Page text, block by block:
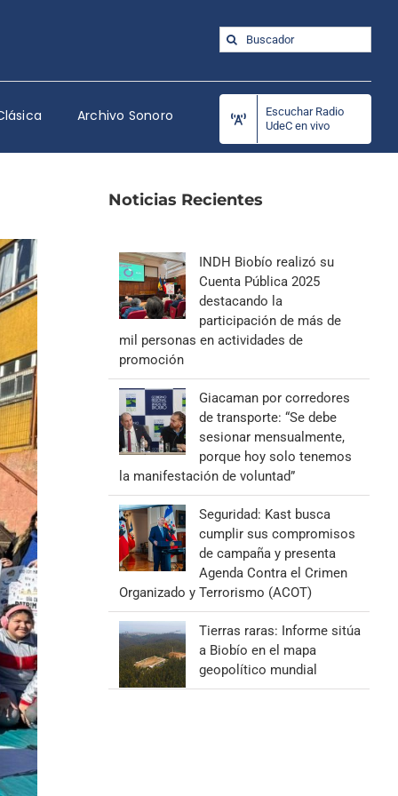
Buscar:
Archivo Sonoro
Escuchar Radio
UdeC en vivo
Noticias Recientes
INDH Biobío realizó su
Cuenta Pública 2025
destacando la
participación de más de
mil personas en actividades de
promoción
Giacaman por corredores
de transporte: “Se debe
sesionar mensualmente,
porque hoy solo tenemos
la manifestación de voluntad”
Seguridad: Kast busca
cumplir sus compromisos
de campaña y presenta
Agenda Contra el Crimen
Organizado y Terrorismo (ACOT)
Tierras raras: Informe sitúa
a Biobío en el mapa
geopolítico mundial